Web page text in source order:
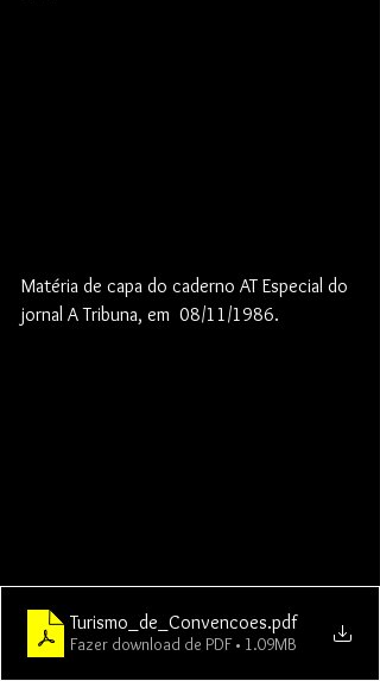
Matéria de capa do caderno AT Especial do
jornal A Tribuna, em  08/11/1986.
Turismo_de_Convencoes.pdf
Fazer download de PDF • 1.09MB